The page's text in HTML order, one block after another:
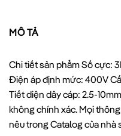
MÔ TẢ
Chi tiết sản phẩm Số cực:
Điện áp định mức: 400V
Tiết diện dây cáp: 2.5-
không chính xác. Mọi
nêu trong Catalog của nhà